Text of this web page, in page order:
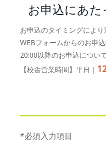
お申込にあた
お申込のタイミングによ
WEBフォームからのお申
20:00以降のお申込につい
【校舎営業時間】平日｜
*必須入力項目